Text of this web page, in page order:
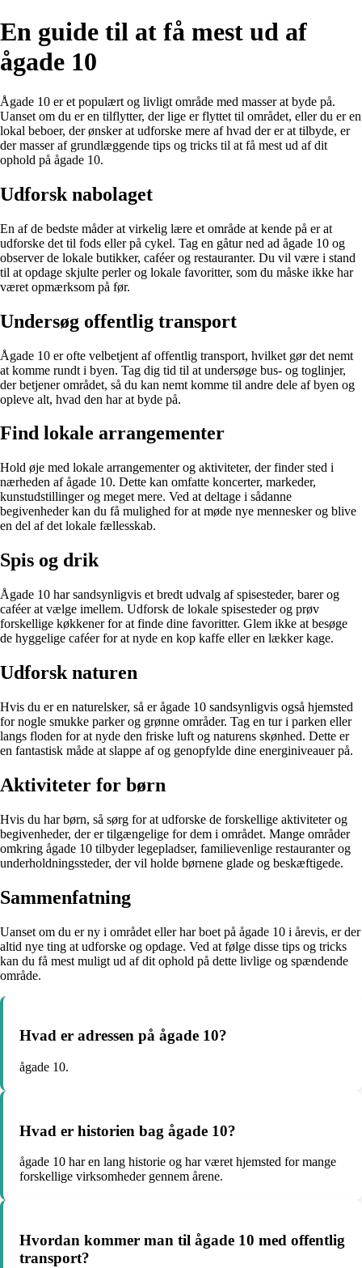
En guide til at få mest ud af
ågade 10
Ågade 10 er et populært og livligt område med masser at byde på.
Uanset om du er en tilflytter, der lige er flyttet til området, eller du er en
lokal beboer, der ønsker at udforske mere af hvad der er at tilbyde, er
der masser af grundlæggende tips og tricks til at få mest ud af dit
ophold på ågade 10.
Udforsk nabolaget
En af de bedste måder at virkelig lære et område at kende på er at
udforske det til fods eller på cykel. Tag en gåtur ned ad ågade 10 og
observer de lokale butikker, caféer og restauranter. Du vil være i stand
til at opdage skjulte perler og lokale favoritter, som du måske ikke har
været opmærksom på før.
Undersøg offentlig transport
Ågade 10 er ofte velbetjent af offentlig transport, hvilket gør det nemt
at komme rundt i byen. Tag dig tid til at undersøge bus- og toglinjer,
der betjener området, så du kan nemt komme til andre dele af byen og
opleve alt, hvad den har at byde på.
Find lokale arrangementer
Hold øje med lokale arrangementer og aktiviteter, der finder sted i
nærheden af ågade 10. Dette kan omfatte koncerter, markeder,
kunstudstillinger og meget mere. Ved at deltage i sådanne
begivenheder kan du få mulighed for at møde nye mennesker og blive
en del af det lokale fællesskab.
Spis og drik
Ågade 10 har sandsynligvis et bredt udvalg af spisesteder, barer og
caféer at vælge imellem. Udforsk de lokale spisesteder og prøv
forskellige køkkener for at finde dine favoritter. Glem ikke at besøge
de hyggelige caféer for at nyde en kop kaffe eller en lækker kage.
Udforsk naturen
Hvis du er en naturelsker, så er ågade 10 sandsynligvis også hjemsted
for nogle smukke parker og grønne områder. Tag en tur i parken eller
langs floden for at nyde den friske luft og naturens skønhed. Dette er
en fantastisk måde at slappe af og genopfylde dine energiniveauer på.
Aktiviteter for børn
Hvis du har børn, så sørg for at udforske de forskellige aktiviteter og
begivenheder, der er tilgængelige for dem i området. Mange områder
omkring ågade 10 tilbyder legepladser, familievenlige restauranter og
underholdningssteder, der vil holde børnene glade og beskæftigede.
Sammenfatning
Uanset om du er ny i området eller har boet på ågade 10 i årevis, er der
altid nye ting at udforske og opdage. Ved at følge disse tips og tricks
kan du få mest muligt ud af dit ophold på dette livlige og spændende
område.
Hvad er adressen på ågade 10?
ågade 10.
Hvad er historien bag ågade 10?
ågade 10 har en lang historie og har været hjemsted for mange
forskellige virksomheder gennem årene.
Hvordan kommer man til ågade 10 med offentlig
transport?